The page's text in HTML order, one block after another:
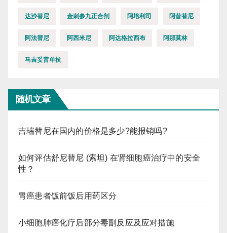
达沙替尼 金刺参九正合剂 阿培利司 阿昔替尼
阿法替尼 阿西米尼 阿达格拉西布 阿那莫林
马吉妥昔单抗
随机文章
吉瑞替尼在国内的价格是多少?能报销吗?
如何评估舒尼替尼 (索坦) 在肾细胞癌治疗中的安全
性？
胃癌患者饭前饭后用药区分
小细胞肺癌化疗后部分毒副反应及应对措施